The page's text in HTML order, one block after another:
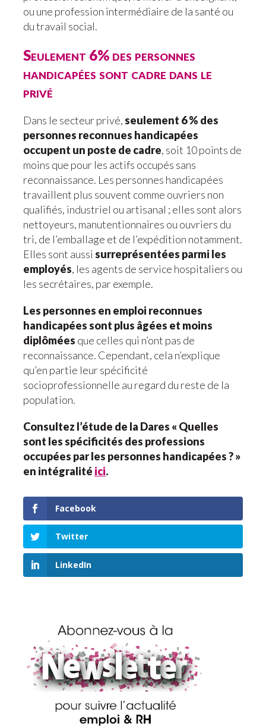
ou une profession intermédiaire de la santé ou
du travail social.
Seulement 6% des personnes
handicapées sont cadre dans le
privé
Dans le secteur privé,seulement 6 % des
personnes reconnues handicapées
occupent un poste de cadre, soit 10 points de
moins que pour les actifs occupés sans
reconnaissance. Les personnes handicapées
travaillent plus souvent comme ouvriers non
qualifiés, industriel ou artisanal ; elles sont alors
nettoyeurs, manutentionnaires ou ouvriers du
tri, de l’emballage et de l’expédition notamment.
Elles sont aussi surreprésentées parmi les
employés, les agents de service hospitaliers ou
les secrétaires, par exemple.
Les personnes en emploi reconnues
handicapées sont plus âgées et moins
diplômées que celles qui n’ont pas de
reconnaissance. Cependant, cela n’explique
qu’en partie leur spécificité
socioprofessionnelle au regard du reste de la
population.
Consultez l’étude de la Dares « Quelles
sont les spécificités des professions
occupées par les personnes handicapées ? »
en intégralité ici.
Facebook
Twitter
LinkedIn